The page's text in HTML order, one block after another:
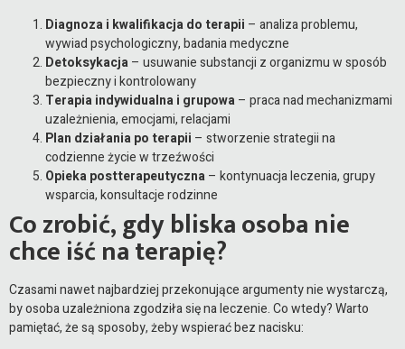
Diagnoza i kwalifikacja do terapii – analiza problemu,
wywiad psychologiczny, badania medyczne
Detoksykacja– usuwanie substancji z organizmu w sposób
bezpieczny i kontrolowany
Terapia indywidualna i grupowa– praca nad mechanizmami
uzależnienia, emocjami, relacjami
Plan działania po terapii – stworzenie strategii na
codzienne życie w trzeźwości
Opieka postterapeutyczna– kontynuacja leczenia, grupy
wsparcia, konsultacje rodzinne
Co zrobić, gdy bliska osoba nie
chce iść na terapię?
Czasami nawet najbardziej przekonujące argumenty nie wystarczą,
by osoba uzależniona zgodziła się na leczenie. Co wtedy? Warto
pamiętać, że są sposoby, żeby wspierać bez nacisku: